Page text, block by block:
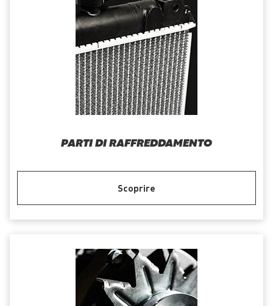
PARTI DI RAFFREDDAMENTO
Scoprire